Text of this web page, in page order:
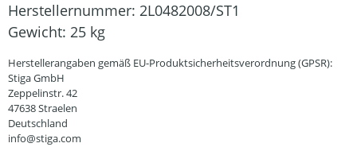
Herstellernummer: 2L0482008/ST1
Gewicht: 25 kg
Herstellerangaben gemäß EU-Produktsicherheitsverordnung (GPSR):
Stiga GmbH
Zeppelinstr. 42
47638 Straelen
Deutschland
info@stiga.com